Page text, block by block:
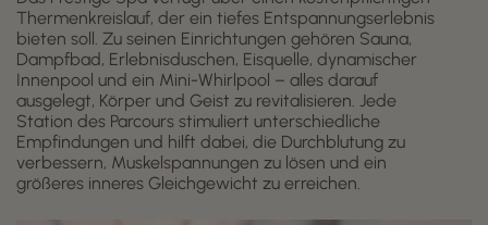
Thermenkreislauf, der ein tiefes Entspannungserlebnis
bieten soll. Zu seinen Einrichtungen gehören Sauna,
Dampfbad, Erlebnisduschen, Eisquelle, dynamischer
Innenpool und ein Mini-Whirlpool – alles darauf
ausgelegt, Körper und Geist zu revitalisieren. Jede
Station des Parcours stimuliert unterschiedliche
Empfindungen und hilft dabei, die Durchblutung zu
verbessern, Muskelspannungen zu lösen und ein
größeres inneres Gleichgewicht zu erreichen.